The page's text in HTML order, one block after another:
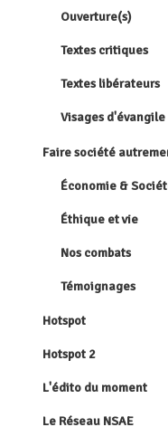
Ouverture(s)
Textes critiques
Textes libérateurs
Visages d'évangile
Faire société
Économie &
Éthique et vie
Nos combats
Témoignages
Hotspot
Hotspot 2
L'édito du moment
Le Réseau NSAE